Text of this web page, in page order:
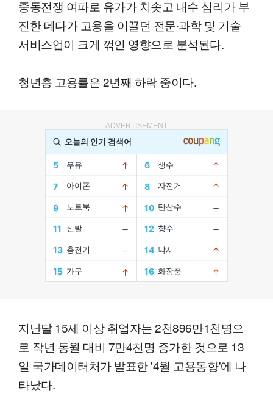
중동전쟁 여파로 유가가 치솟고 내수 심리가 부
진한 데다가 고용을 이끌던 전문·과학 및 기술
서비스업이 크게 꺾인 영향으로 분석된다.
청년층 고용률은 2년째 하락 중이다.
ADVERTISEMENT
지난달 15세 이상 취업자는 2천896만1천명으
로 작년 동월 대비 7만4천명 증가한 것으로 13
일 국가데이터처가 발표한 '4월 고용동향'에 나
타났다.